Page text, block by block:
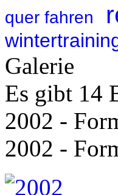
quer fahren
Galerie
Es gibt 14
2002 -
2002 -